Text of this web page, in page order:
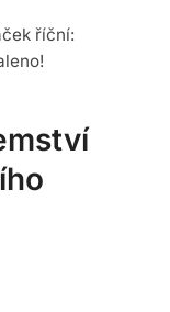
říční: